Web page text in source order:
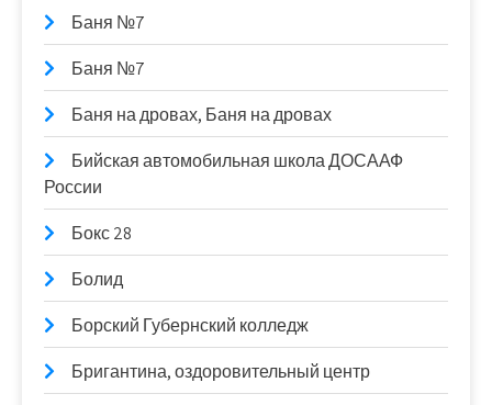
Баня №7
Баня №7
Баня на дровах, Баня на дровах
Бийская автомобильная школа ДОСААФ
России
Бокс 28
Болид
Борский Губернский колледж
Бригантина, оздоровительный центр